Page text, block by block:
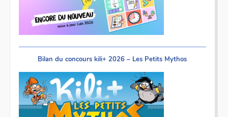
Bilan du concours kili+ 2026 – Les Petits Mythos